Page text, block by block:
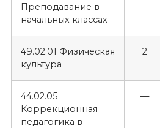
Преподавание в
начальных классах
49.02.01 Физическая
культура
2
44.02.05
Коррекционная
педагогика в
—